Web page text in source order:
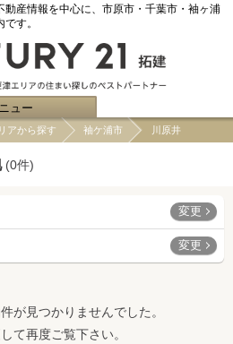
産情報を中心に、市原市・千葉市・袖ヶ浦
す。
ュー
アから探す 袖ケ浦市 川原井
(0件)
変更
変更
が見つかりませんでした。
て再度ご覧下さい。